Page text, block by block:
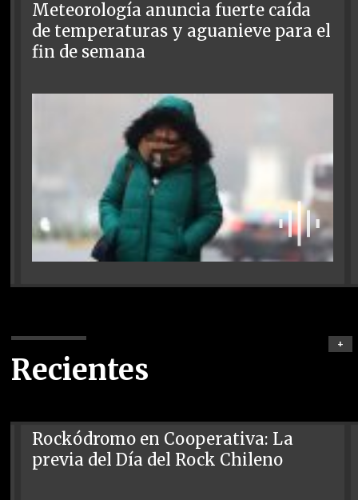
Meteorología anuncia fuerte caída
de temperaturas y aguanieve para el
fin de semana
Recientes
+
Rockódromo en Cooperativa: La
previa del Día del Rock Chileno